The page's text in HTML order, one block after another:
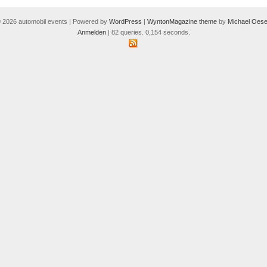
2026 automobil events | Powered by WordPress | WyntonMagazine theme by Michael
Anmelden| 82 queries. 0,154 seconds.